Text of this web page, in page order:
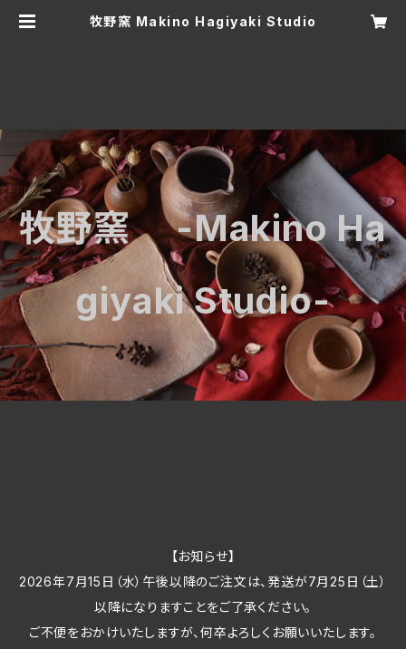
牧野窯 Makino Hagiyaki Studio
牧野窯 -Makino Ha
giyaki Studio-
【お知らせ】
2026年7月15日（水）午後以降のご注文は、発送が7月25日（土）
以降になりますことをご了承ください。
ご不便をおかけいたしますが、何卒よろしくお願いいたします。